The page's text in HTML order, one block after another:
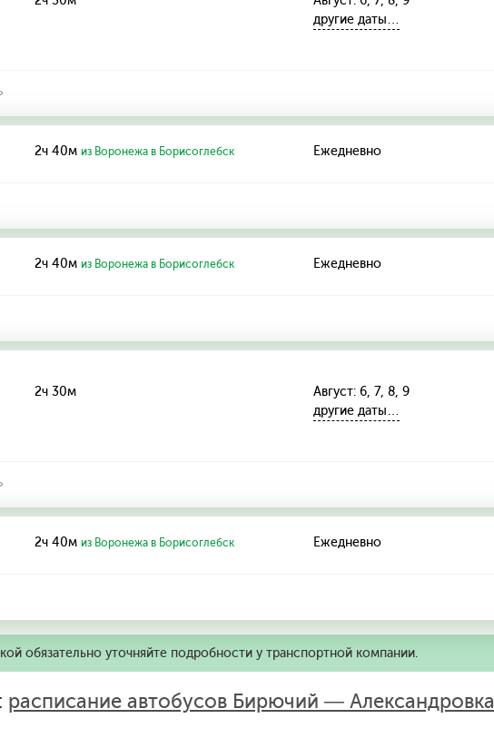
другие даты…
2ч 40м из Воронежа в Борисоглебск Ежедневно
2ч 40м из Воронежа в Борисоглебск Ежедневно
2ч 30м
Август: 6, 7, 8, 9
другие даты…
2ч 40м из Воронежа в Борисоглебск Ежедневно
обязательно уточняйте подробности у транспортной компании.
расписание автобусов Бирючий — Александровка